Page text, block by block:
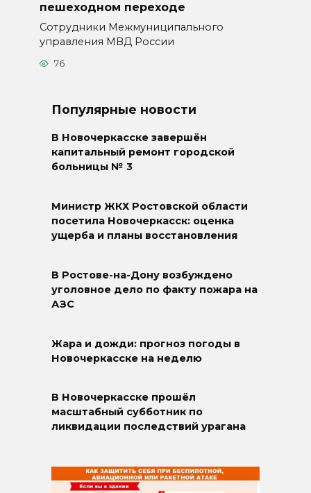
пешеходном переходе
Сотрудники Межмуниципального
управления МВД России
76
Популярные новости
В Новочеркасске завершён
капитальный ремонт городской
больницы № 3
Министр ЖКХ Ростовской области
посетила Новочеркасск: оценка
ущерба и планы восстановления
В Ростове-на-Дону возбуждено
уголовное дело по факту пожара на
АЗС
Жара и дожди: прогноз погоды в
Новочеркасске на неделю
В Новочеркасске прошёл
масштабный субботник по
ликвидации последствий урагана